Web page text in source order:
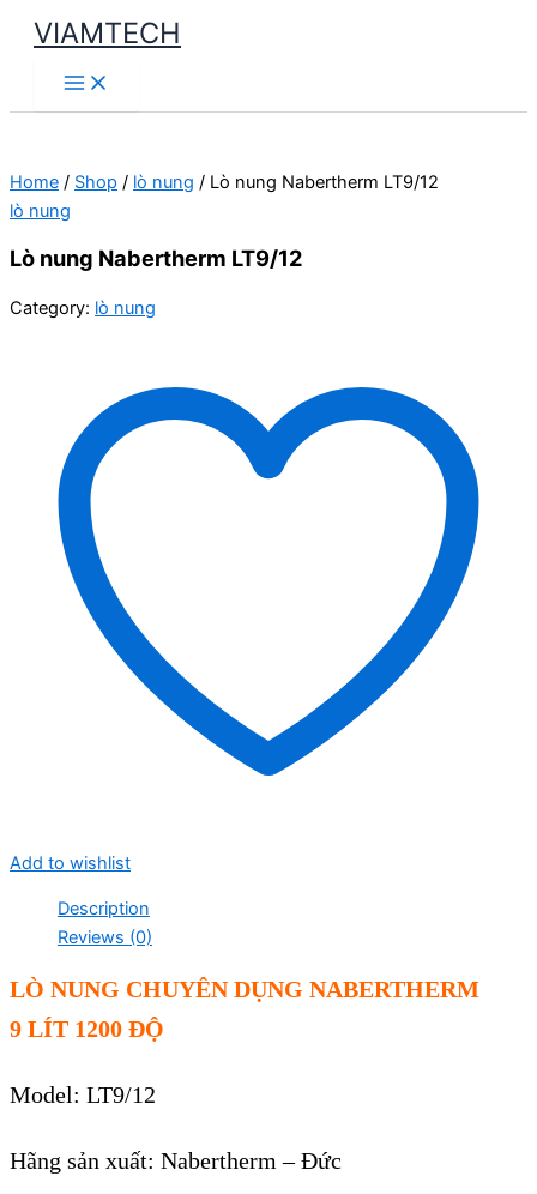
Skip
content
VIAMTECH
Main
Menu
Home / Shop / lò nung / Lò nung Nabertherm LT9/12
lò nung
Lò nung Nabertherm LT9/12
Category: lò nung
Add to wishlist
Description
Reviews (0)
LÒ NUNG CHUYÊN DỤNG NABERTHERM
9 LÍT 1200 ĐỘ
Model: LT9/12
Hãng sản xuất: Nabertherm – Đức